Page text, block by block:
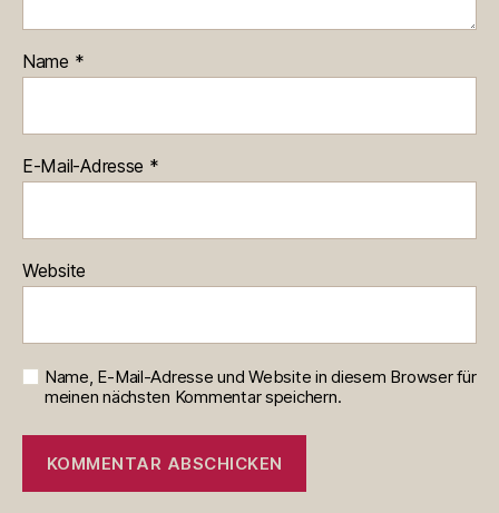
Name *
E-Mail-Adresse *
Website
Name, E-Mail-Adresse und Website in diesem Browser für
meinen nächsten Kommentar speichern.